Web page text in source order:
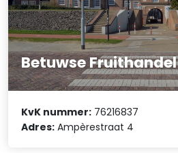
Betuwse Fruithandel
KvK nummer: 76216837
Adres: Ampèrestraat 4